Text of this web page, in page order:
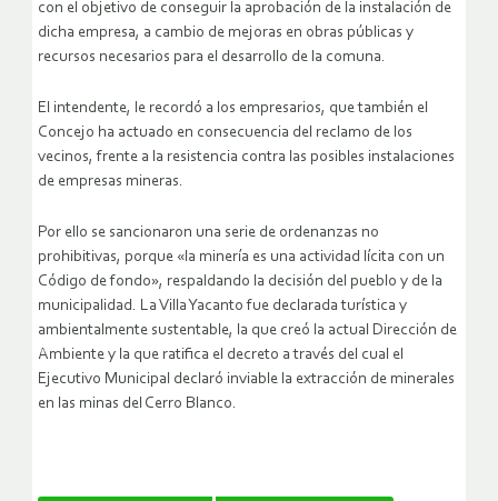
con el objetivo de conseguir la aprobación de la instalación de
dicha empresa, a cambio de mejoras en obras públicas y
recursos necesarios para el desarrollo de la comuna.
El intendente, le recordó a los empresarios, que también el
Concejo ha actuado en consecuencia del reclamo de los
vecinos, frente a la resistencia contra las posibles instalaciones
de empresas mineras.
Por ello se sancionaron una serie de ordenanzas no
prohibitivas, porque «la minería es una actividad lícita con un
Código de fondo», respaldando la decisión del pueblo y de la
municipalidad. La Villa Yacanto fue declarada turística y
ambientalmente sustentable, la que creó la actual Dirección de
Ambiente y la que ratifica el decreto a través del cual el
Ejecutivo Municipal declaró inviable la extracción de minerales
en las minas del Cerro Blanco.